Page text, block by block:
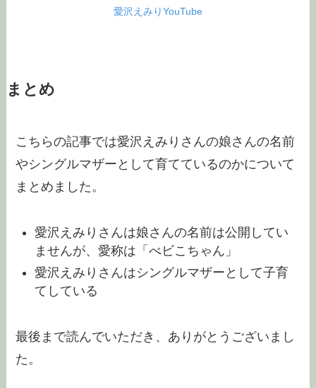
愛沢えみりYouTube
まとめ
こちらの記事では愛沢えみりさんの娘さんの名前
やシングルマザーとして育てているのかについて
まとめました。
愛沢えみりさんは娘さんの名前は公開してい
ませんが、愛称は「べビこちゃん」
愛沢えみりさんはシングルマザーとして子育
てしている
最後まで読んでいただき、ありがとうございまし
た。